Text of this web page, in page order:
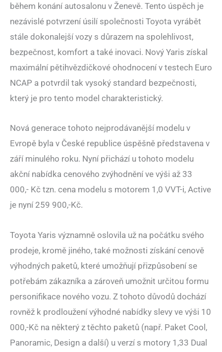
během konání autosalonu v Ženevě. Tento úspěch je
nezávislé potvrzení úsilí společnosti Toyota vyrábět
stále dokonalejší vozy s důrazem na spolehlivost,
bezpečnost, komfort a také inovaci. Nový Yaris získal
maximální pětihvězdičkové ohodnocení v testech Euro
NCAP a potvrdil tak vysoký standard bezpečnosti,
který je pro tento model charakteristický.
Nová generace tohoto nejprodávanější modelu v
Evropě byla v České republice úspěšně představena v
září minulého roku. Nyní přichází u tohoto modelu
akční nabídka cenového zvýhodnění ve výši až 33
000,- Kč tzn. cena modelu s motorem 1,0 VVT-i, Active
je nyní 259 900,-Kč.
Toyota Yaris významně oslovila už na počátku svého
prodeje, kromě jiného, také možnosti získání cenově
výhodných paketů, které umožňují přizpůsobení se
potřebám zákazníka a zároveň umožnit určitou formu
personifikace nového vozu. Z tohoto důvodů dochází
rovněž k prodloužení výhodné nabídky slevy ve výši 10
000,-Kč na některý z těchto paketů (např. Paket Cool,
Panoramic, Design a další) u verzí s motory 1,33 Dual